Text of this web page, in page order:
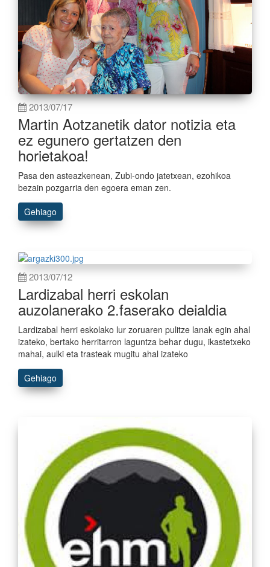
2013/07/17
Martin Aotzanetik dator notizia eta
ez egunero gertatzen den
horietakoa!
Pasa den asteazkenean, Zubi-ondo jatetxean, ezohikoa
bezain pozgarria den egoera eman zen.
Gehiago
2013/07/12
Lardizabal herri eskolan
auzolanerako 2.faserako deialdia
Lardizabal herri eskolako lur zoruaren pulitze lanak egin ahal
izateko, bertako herritarron laguntza behar dugu, ikastetxeko
mahai, aulki eta trasteak mugitu ahal izateko
Gehiago